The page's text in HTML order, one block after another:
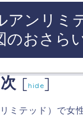
アンリミ
のおさら
[hide]
テッド）で女